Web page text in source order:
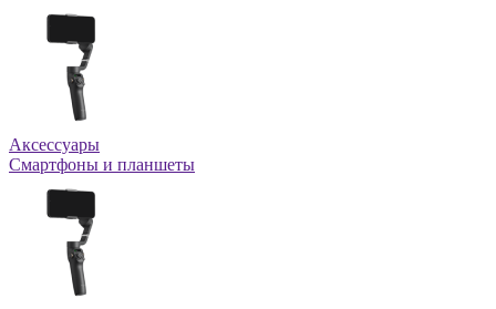
Аксессуары
Смартфоны и планшеты